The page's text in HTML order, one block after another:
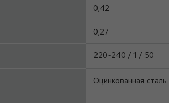
0,42
0,27
220~240 / 1 / 50
Оцинкованная сталь